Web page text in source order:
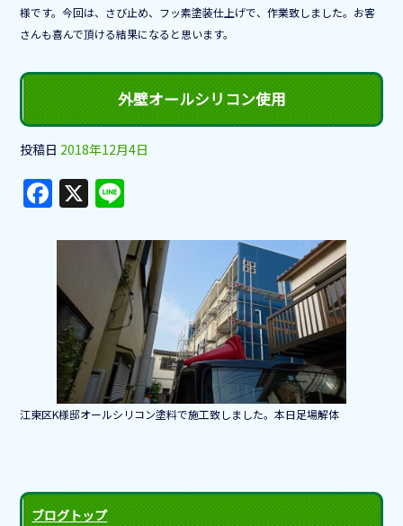
様です。今回は、さび止め、フッ素塗装仕上げで、作業致しました。お客
さんも喜んで頂ける結果になると思います。
外壁オールシリコン使用
投稿日 2018年12月4日
F
a
c
e
b
o
o
k
X
e
江東区K様邸オールシリコン塗料で施工致しました。本日足場解体
ブログトップ